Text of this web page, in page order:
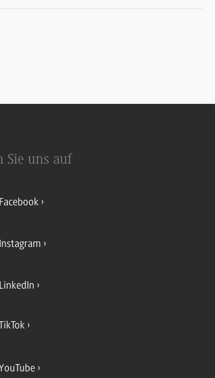
Sie uns auf
Facebook
Instagram
LinkedIn